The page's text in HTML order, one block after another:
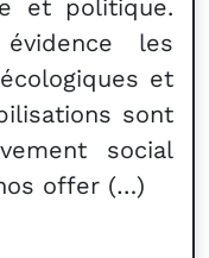
et politique.
les
et
sont
social
offer (…)